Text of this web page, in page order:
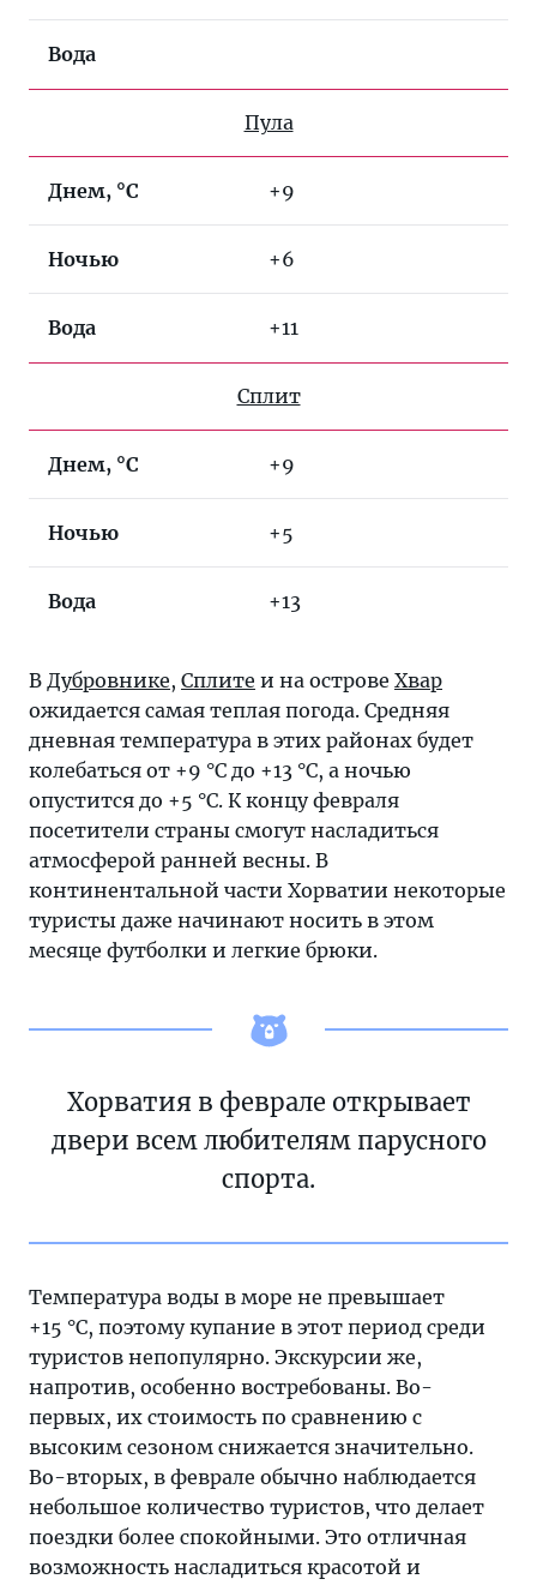
Вода
Пула
Днем, °C +9
Ночью +6
Вода +11
Сплит
Днем, °C +9
Ночью +5
Вода +13
В Дубровнике, Сплите и на острове Хвар
ожидается самая теплая погода. Средняя
дневная температура в этих районах будет
колебаться от +9 °C до +13 °C, а ночью
опустится до +5 °C. К концу февраля
посетители страны смогут насладиться
атмосферой ранней весны. В
континентальной части Хорватии некоторые
туристы даже начинают носить в этом
месяце футболки и легкие брюки.
Хорватия в феврале открывает
двери всем любителям парусного
спорта.
Температура воды в море не превышает
+15 °C, поэтому купание в этот период среди
туристов непопулярно. Экскурсии же,
напротив, особенно востребованы. Во-
первых, их стоимость по сравнению с
высоким сезоном снижается значительно.
Во-вторых, в феврале обычно наблюдается
небольшое количество туристов, что делает
поездки более спокойными. Это отличная
возможность насладиться красотой и